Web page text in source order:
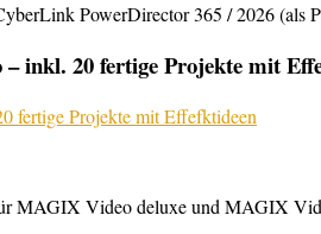
PowerDirector 365 / 2026 (als
inkl. 20 fertige Projekte mit
MAGIX Video deluxe und MAGIX